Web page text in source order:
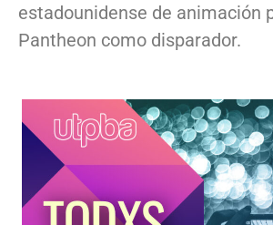
estadounidense de animación
Pantheon como disparador.